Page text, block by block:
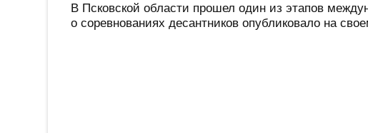
В Псковской области прошел один из этапов
о соревнованиях десантников опубликовало на